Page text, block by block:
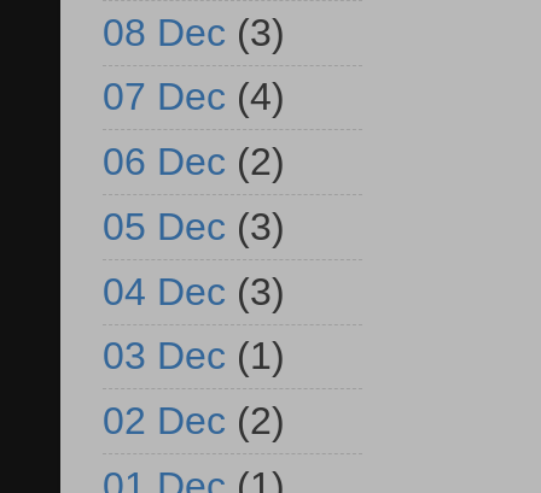
08 Dec (3)
07 Dec (4)
06 Dec (2)
05 Dec (3)
04 Dec (3)
03 Dec (1)
02 Dec (2)